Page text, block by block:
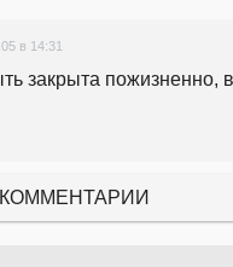
в 14:31
закрыта пожизненно, в